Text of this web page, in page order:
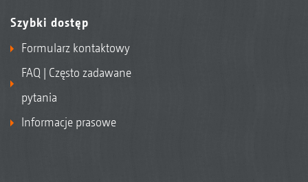
Szybki dostęp
Formularz kontaktowy
FAQ | Często zadawane
pytania
Informacje prasowe